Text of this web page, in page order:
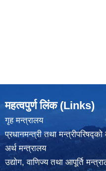
महत्वपुर्ण लिंक (Links)
गृह मन्त्रालय
प्रधानमन्त्री तथा मन्त्रीपरिषद्को
अर्थ मन्त्रालय
उद्योग, वाणिज्य तथा आपूर्ति